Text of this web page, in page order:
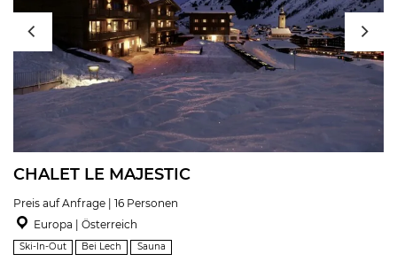
CHALET LE MAJESTIC
Preis auf Anfrage | 16 Personen
Europa | Österreich
Ski-In-Out Bei Lech Sauna